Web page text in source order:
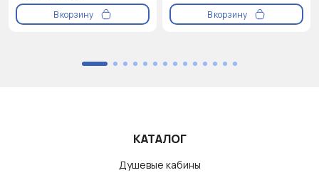
В корзину В корзину
КАТАЛОГ
Душевые кабины